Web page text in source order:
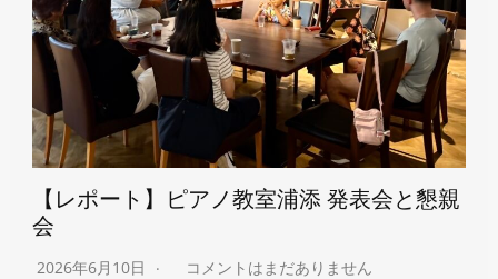
【レポート】ピアノ教室浦添 発表会と懇親
会
2026年6月10日 コメントはまだありません